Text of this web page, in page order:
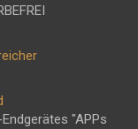
"APPs